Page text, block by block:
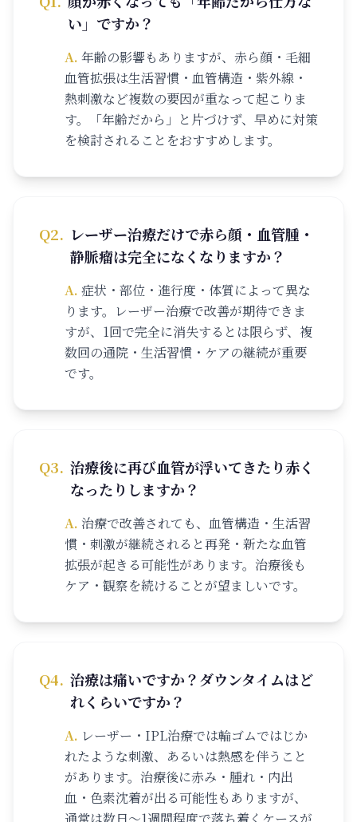
い」ですか？
A. 年齢の影響もありますが、赤ら顔・毛細
血管拡張は生活習慣・血管構造・紫外線・
熱刺激など複数の要因が重なって起こりま
す。「年齢だから」と片づけず、早めに対策
を検討されることをおすすめします。
Q2. レーザー治療だけで赤ら顔・血管腫・
静脈瘤は完全になくなりますか？
A. 症状・部位・進行度・体質によって異な
ります。レーザー治療で改善が期待できま
すが、1回で完全に消失するとは限らず、複
数回の通院・生活習慣・ケアの継続が重要
です。
Q3. 治療後に再び血管が浮いてきたり赤く
なったりしますか？
A. 治療で改善されても、血管構造・生活習
慣・刺激が継続されると再発・新たな血管
拡張が起きる可能性があります。治療後も
ケア・観察を続けることが望ましいです。
Q4. 治療は痛いですか？ダウンタイムはど
れくらいですか？
A. レーザー・IPL治療では輪ゴムではじか
れたような刺激、あるいは熱感を伴うこと
があります。治療後に赤み・腫れ・内出
血・色素沈着が出る可能性もありますが、